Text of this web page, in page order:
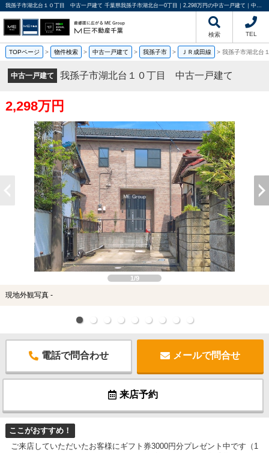
我孫子市湖北台１０丁目 中古一戸建て 千葉県我孫子市湖北台一0丁目｜2,298万円の中古一戸建て｜中古住宅や中古物件情報｜ME不動産千葉
検索 TEL
TOPページ > 物件検索 > 中古一戸建て > 我孫子市 > ＪＲ成田線 > 我孫子市湖北台
中古一戸建て 我孫子市湖北台１０丁目 中古一戸建て
2,298万円
1/9
現地外観写真 -
電話で問合わせ メールで問合せ
来店予約
ここがおすすめ！
ご来店していただいたお客様にギフト券3000円分プレゼント中です（1